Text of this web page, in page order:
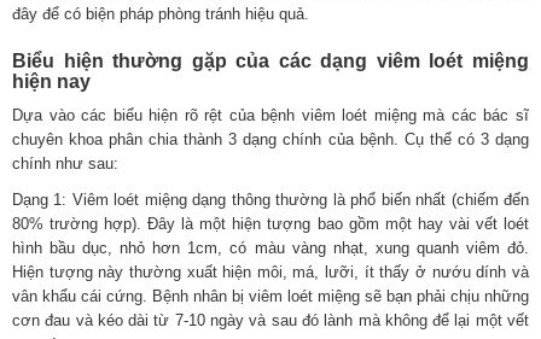
đây để có biện pháp phòng tránh hiệu quả.
Biểu hiện thường gặp của các dạng viêm loét miệng
hiện nay
Dựa vào các biểu hiện rõ rệt của bệnh viêm loét miệng mà các bác sĩ
chuyên khoa phân chia thành 3 dạng chính của bệnh. Cụ thể có 3 dạng
chính như sau:
Dạng 1: Viêm loét miệng dạng thông thường là phổ biến nhất (chiếm đến
80% trường hợp). Đây là một hiện tượng bao gồm một hay vài vết loét
hình bầu dục, nhỏ hơn 1cm, có màu vàng nhạt, xung quanh viêm đỏ.
Hiện tượng này thường xuất hiện môi, má, lưỡi, ít thấy ở nướu dính và
vân khẩu cái cứng. Bệnh nhân bị viêm loét miệng sẽ bạn phải chịu những
cơn đau và kéo dài từ 7-10 ngày và sau đó lành mà không để lại một vết